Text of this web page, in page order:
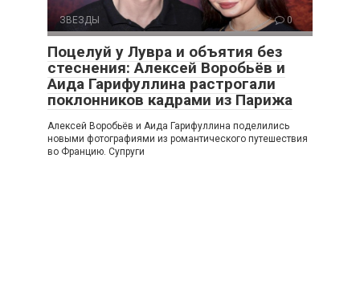
ЗВЕЗДЫ 0
Поцелуй у Лувра и объятия без
стеснения: Алексей Воробьёв и
Аида Гарифуллина растрогали
поклонников кадрами из Парижа
Алексей Воробьёв и Аида Гарифуллина поделились
новыми фотографиями из романтического путешествия
во Францию. Супруги